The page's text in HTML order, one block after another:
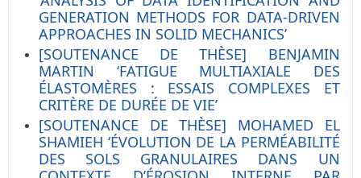
GENERATION METHODS FOR DATA-DRIVEN
APPROACHES IN SOLID MECHANICS’
[SOUTENANCE DE THÈSE] BENJAMIN
MARTIN ‘FATIGUE MULTIAXIALE DES
ÉLASTOMÈRES : ESSAIS COMPLEXES ET
CRITÈRE DE DURÉE DE VIE’
[SOUTENANCE DE THÈSE] MOHAMED EL
SHAMIEH ‘ÉVOLUTION DE LA PERMÉABILITÉ
DES SOLS GRANULAIRES DANS UN